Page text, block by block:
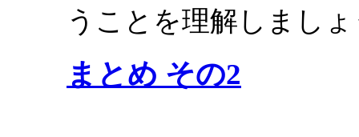
うことを理解しまし
まとめ その2